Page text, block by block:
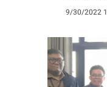
9/30/2022